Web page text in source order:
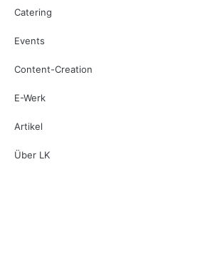
Catering
Events
Content-Creation
E-Werk
Artikel
Über LK